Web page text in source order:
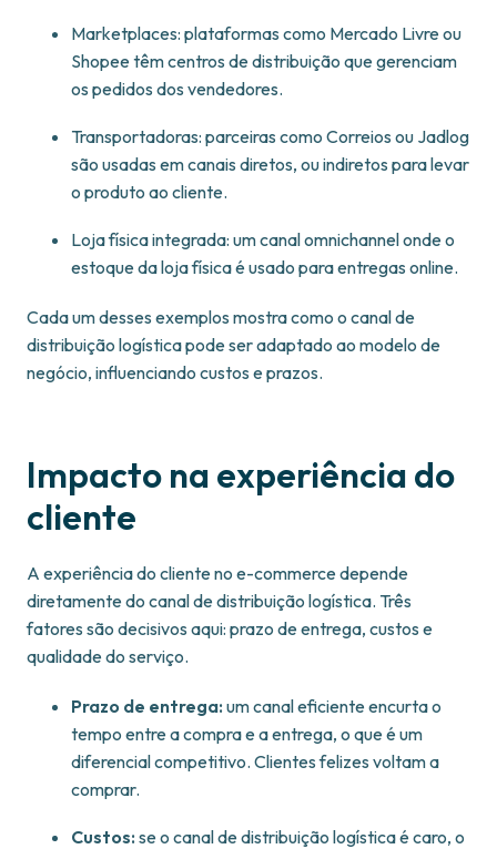
Marketplaces: plataformas como Mercado Livre ou
Shopee têm centros de distribuição que gerenciam
os pedidos dos vendedores.
Transportadoras: parceiras como Correios ou Jadlog
são usadas em canais diretos, ou indiretos para levar
o produto ao cliente.
Loja física integrada: um canal omnichannel onde o
estoque da loja física é usado para entregas online.
Cada um desses exemplos mostra como o canal de
distribuição logística pode ser adaptado ao modelo de
negócio, influenciando custos e prazos.
Impacto na experiência do
cliente
A experiência do cliente no e-commerce depende
diretamente do canal de distribuição logística. Três
fatores são decisivos aqui: prazo de entrega, custos e
qualidade do serviço.
Prazo de entrega: um canal eficiente encurta o
tempo entre a compra e a entrega, o que é um
diferencial competitivo. Clientes felizes voltam a
comprar.
Custos: se o canal de distribuição logística é caro, o